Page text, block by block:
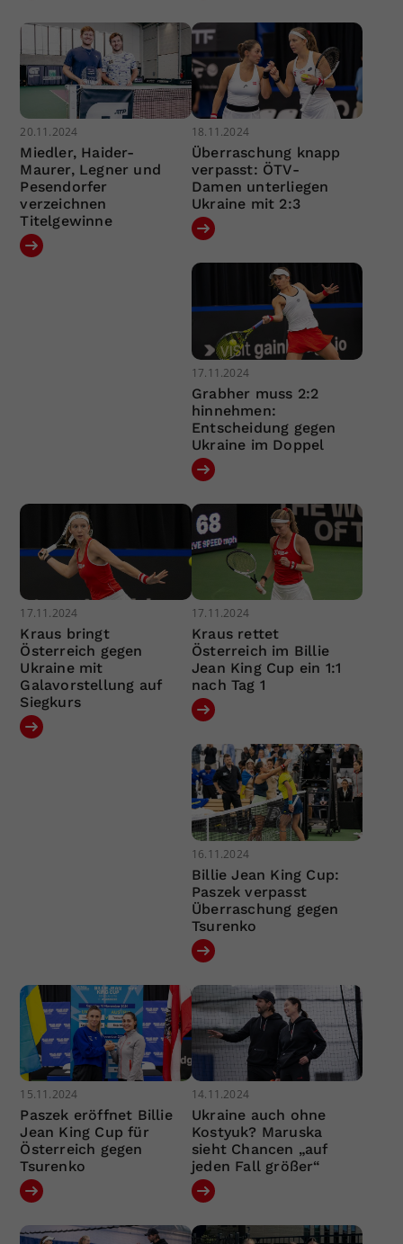
20.11.2024
Miedler, Haider-
Maurer, Legner und
Pesendorfer
verzeichnen
Titelgewinne
18.11.2024
Überraschung knapp
verpasst: ÖTV-
Damen unterliegen
Ukraine mit 2:3
17.11.2024
Grabher muss 2:2
hinnehmen:
Entscheidung gegen
Ukraine im Doppel
17.11.2024
Kraus bringt
Österreich gegen
Ukraine mit
Galavorstellung auf
Siegkurs
17.11.2024
Kraus rettet
Österreich im Billie
Jean King Cup ein 1:1
nach Tag 1
16.11.2024
Billie Jean King Cup:
Paszek verpasst
Überraschung gegen
Tsurenko
15.11.2024
Paszek eröffnet Billie
Jean King Cup für
Österreich gegen
Tsurenko
14.11.2024
Ukraine auch ohne
Kostyuk? Maruska
sieht Chancen „auf
jeden Fall größer“